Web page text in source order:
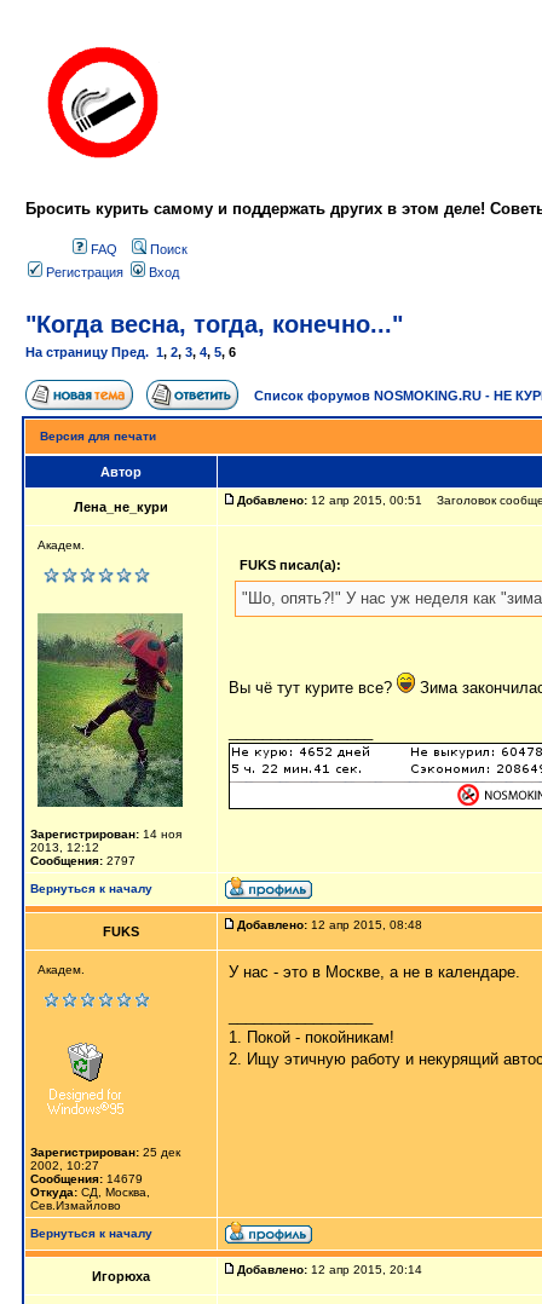
Бросить курить самому и поддержать других в этом деле!
FAQ
Поиск
Регистрация
Вход
"Когда весна, тогда, конечно..."
На страницу Пред. 1, 2, 3, 4, 5, 6
Список форумов NOSMOKING.RU - НЕ
Версия для печати
Автор
Лена_не_кури Добавлено: 12 апр 2015, 00:51 Заголовок
Академ.
Зарегистрирован: 14 ноя
2013, 12:12
Сообщения: 2797
FUKS писал(а):
"Шо, опять?!" У нас уж неделя как
Вы чё тут курите все? Зима
Вернуться к началу
FUKS Добавлено: 12 апр 2015, 08:48
Академ.
Зарегистрирован: 25 дек
2002, 10:27
Сообщения: 14679
Откуда: СД, Москва,
Сев.Измайлово
У нас - это в Москве, а не в календаре.
1. Покой - покойникам!
2. Ищу этичную работу и некурящий
Вернуться к началу
Игорюха Добавлено: 12 апр 2015, 20:14